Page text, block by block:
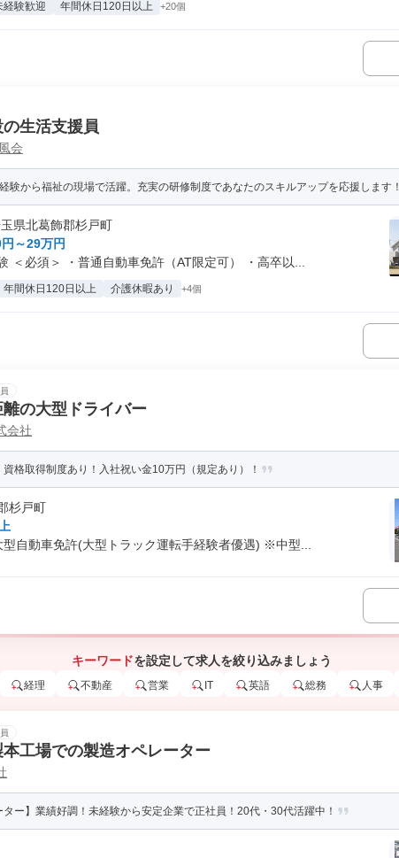
経験歓迎 年間休日120日以上 +20個
生活支援員
会
験から福祉の現場で活躍。充実の研修制度であなたのスキルアップを応援します！
県北葛飾郡杉戸町
～29万円
＜必須＞ ・普通自動車免許（AT限定可） ・高卒以...
年間休日120日以上 介護休暇あり +4個
の大型ドライバー
会社
格取得制度あり！入社祝い金10万円（規定あり）！
杉戸町
自動車免許(大型トラック運転手経験者優遇) ※中型...
キーワードを設定して求人を絞り込みましょう
経理 不動産 営業 IT 英語 総務 人事
工場での製造オペレーター
ター】業績好調！未経験から安定企業で正社員！20代・30代活躍中！